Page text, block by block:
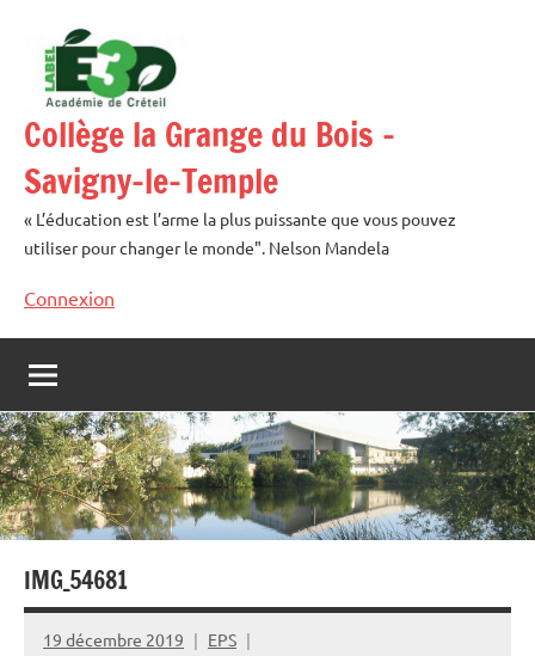
contenu
Collège la Grange du Bois –
Savigny-le-Temple
« L’éducation est l’arme la plus puissante que vous pouvez
utiliser pour changer le monde". Nelson Mandela
Connexion
IMG_54681
19 décembre 2019 EPS